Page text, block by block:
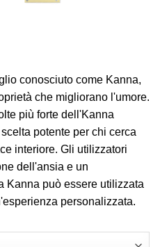
conosciuto come Kanna,
che migliorano l'umore.
più forte dell'Kanna
potente per chi cerca
interiore. Gli utilizzatori
dell'ansia e un
Kanna può essere utilizzata
personalizzata.